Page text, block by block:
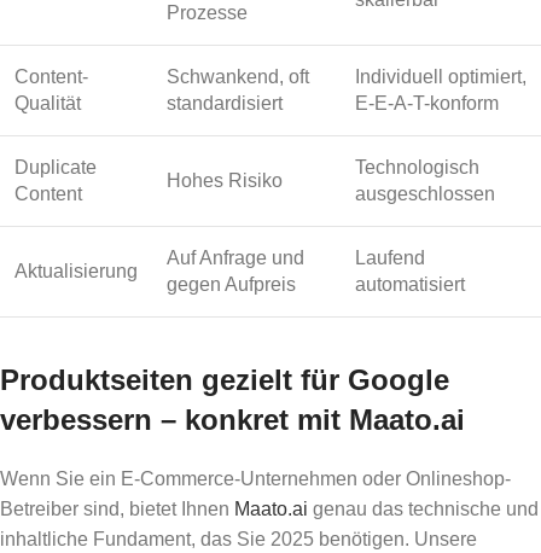
Prozesse
Content-
Qualität
Schwankend, oft
standardisiert
Individuell optimiert,
E-E-A-T-konform
Duplicate
Content
Hohes Risiko
Technologisch
ausgeschlossen
Aktualisierung
Auf Anfrage und
gegen Aufpreis
Laufend
automatisiert
Produktseiten gezielt für Google
verbessern – konkret mit Maato.ai
Wenn Sie ein E-Commerce-Unternehmen oder Onlineshop-
Betreiber sind, bietet Ihnen Maato.ai genau das technische und
inhaltliche Fundament, das Sie 2025 benötigen. Unsere